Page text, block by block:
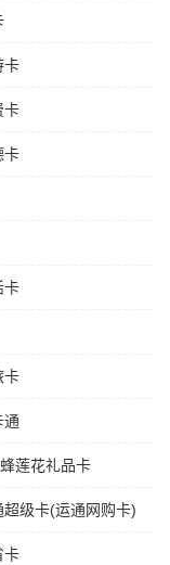
卡
卡
卡
卡
卡
通
莲花礼品卡
级卡(运通网购卡)
卡